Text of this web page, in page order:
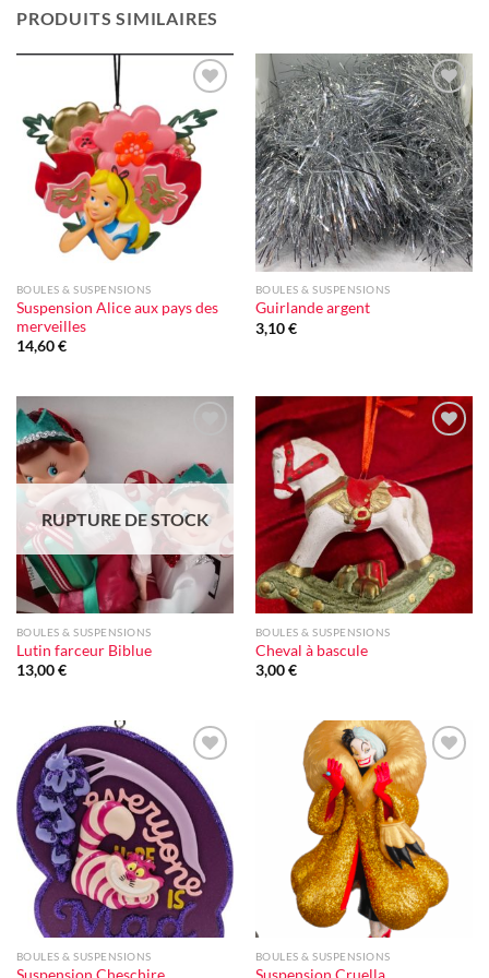
PRODUITS SIMILAIRES
Ajouter
à la liste
d'envie
BOULES & SUSPENSIONS
Suspension Alice aux pays des
merveilles
14,60€
Ajouter
à la liste
d'envie
BOULES & SUSPENSIONS
Guirlande argent
3,10€
à la liste
d'envie
RUPTURE DE STOCK
BOULES & SUSPENSIONS
Lutin farceur Biblue
13,00€
à la liste
d'envie
BOULES & SUSPENSIONS
Cheval à bascule
3,00€
Ajouter
à la liste
d'envie
BOULES & SUSPENSIONS
Ajouter
à la liste
BOULES & SUSPENSIONS